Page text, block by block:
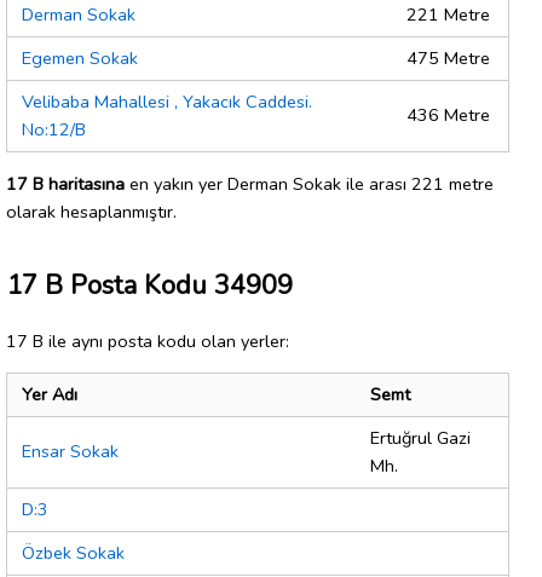
Derman Sokak
221 Metre
Egemen Sokak
475 Metre
Velibaba Mahallesi , Yakacık Caddesi.
No:12/B
436 Metre
17 B haritasına en yakın yer Derman Sokak ile arası 221 metre
olarak hesaplanmıştır.
17 B Posta Kodu 34909
17 B ile aynı posta kodu olan yerler:
Yer Adı Semt
Ensar Sokak
Ertuğrul Gazi
Mh.
D:3
Özbek Sokak